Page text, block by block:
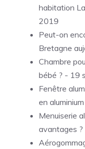
habitation
2019
Peut-on
Bretagne
Chambre
bébé ? - 19
Fenêtre
en aluminium
Menuiserie
avantages ?